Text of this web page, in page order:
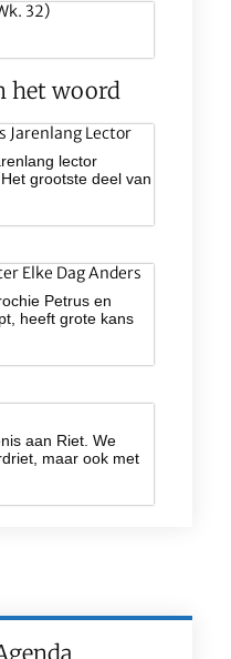
32)
het woord
Jarenlang Lector
lector
grootste deel van
Elke Dag Anders
Petrus en
heeft grote kans
aan Riet. We
maar ook met